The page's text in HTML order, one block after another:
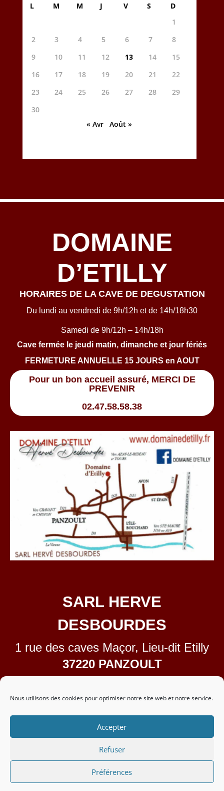
Nous utilisons des cookies pour optimiser notre site web et notre service.
Accepter
Refuser
Préférences
L M M J V S
D
1
2
3 4 5 6 7
8
9
10 11 12 13 14
15
16
17 18 19 20 21
22
23
24 25 26 27 28
29
30
« Avr
Août »
DOMAINE
D’ETILLY
HORAIRES DE LA CAVE DE DEGUSTATION
Du lundi au vendredi de 9h/12h et de 14h/18h30
Samedi de 9h/12h – 14h/18h
Cave fermée le jeudi matin, dimanche et jour fériés
FERMETURE ANNUELLE 15 JOURS en AOUT
Pour un bon accueil assuré, MERCI DE
PREVENIR
02.47.58.58.38
SARL HERVE
DESBOURDES
1 rue des caves Maçor, Lieu-dit Etilly
37220 PANZOULT
02.47.58.58.38
contact@domainedetilly.fr
L’abus d’alcoolest
dangereux pour la santé, à
consommer avec modération